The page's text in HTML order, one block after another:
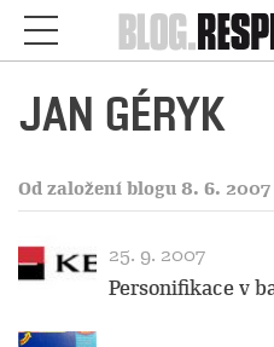
JAN GÉRYK
Od založení blogu 8. 6. 2007
25. 9. 2007
Personifikace v